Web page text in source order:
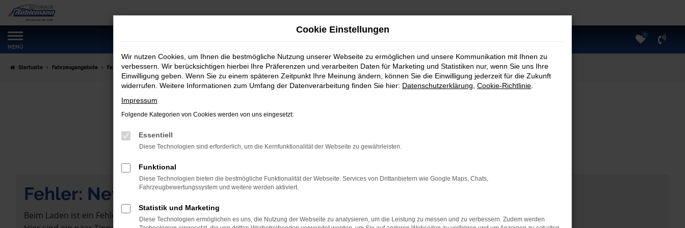
Zum
Hauptinhalt
springen
MENÜ
0
Startseite Fahrzeugangebote Fahrzeugmarkt
Fahrzeugmarkt
Fehler: Network Error
Beim Laden ist ein Fehler aufgetreten.
Cookie Einstellungen
Wir nutzen Cookies, um Ihnen die bestmögliche Nutzung unserer Webseite zu ermöglichen und unsere Kommunikation mit Ihnen zu
verbessern. Wir berücksichtigen hierbei Ihre Präferenzen und verarbeiten Daten für Marketing und Statistiken nur, wenn Sie uns Ihre
Einwilligung geben. Wenn Sie zu einem späteren Zeitpunkt Ihre Meinung ändern, können Sie die Einwilligung jederzeit für die Zukunft
widerrufen. Weitere Informationen zum Umfang der Datenverarbeitung finden Sie hier: Datenschutzerklärung Cookie-Richtlinie
Impressum
Folgende Kategorien von Cookies werden von uns eingesetzt:
Essentiell
Diese Technologien sind erforderlich, um die Kernfunktionalität der Webseite zu gewährleisten.
Funktional
Diese Technologien bieten die bestmögliche Funktionalität der Webseite. Services von Drittanbietern wie Google Maps, Chats,
Fahrzeugbewertungssystem und weitere werden aktiviert.
Statistik und Marketing
Diese Technologien ermöglichen es uns, die Nutzung der Webseite zu analysieren, um die Leistung zu messen und zu verbessern. Zudem werden